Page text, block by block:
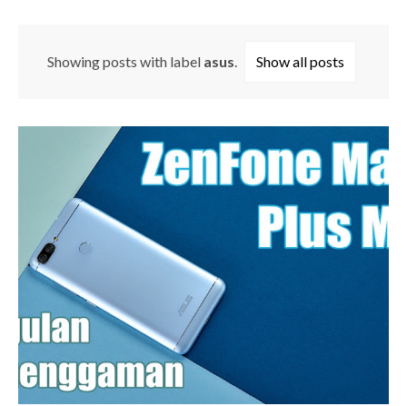
Showing posts with label asus. Show all posts